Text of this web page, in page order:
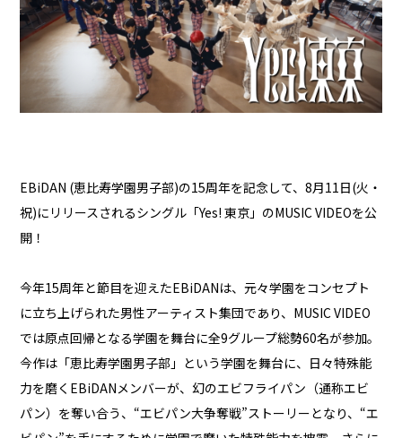
EBiDAN (恵比寿学園男子部)の15周年を記念して、8月11日(火・
祝)にリリースされるシングル「Yes! 東京」のMUSIC VIDEOを公
開！
今年15周年と節目を迎えたEBiDANは、元々学園をコンセプト
に立ち上げられた男性アーティスト集団であり、MUSIC VIDEO
では原点回帰となる学園を舞台に全9グループ総勢60名が参加。
今作は「恵比寿学園男子部」という学園を舞台に、日々特殊能
力を磨くEBiDANメンバーが、幻のエビフライパン（通称エビ
パン）を奪い合う、“エビパン大争奪戦”ストーリーとなり、“エ